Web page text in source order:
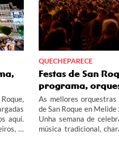
aquí.
o
QUECHEPARECE
Festas de San
programa,
As mellores
de San Roque en
Unha semana de
música tradicional,